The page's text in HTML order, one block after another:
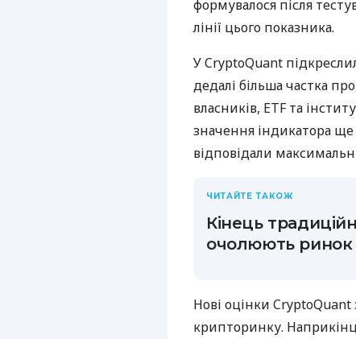
формувалося після
лінії цього показника.
У CryptoQuant
дедалі більша частка
власників, ETF та
значення індикатора ще
відповідали
ЧИТАЙТЕ ТАКОЖ
Кінець
очолюють ринок
Нові оцінки CryptoQuant
крипторинку.